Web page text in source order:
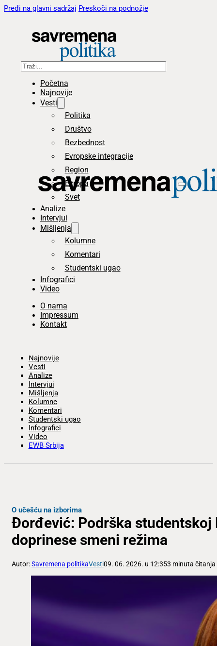
Pređi na glavni sadržaj Preskoči na podnožje
Pretraga
Početna
Najnovije
Vesti
Politika
Društvo
Bezbednost
Evropske integracije
Region
Evropa
Svet
Analize
Intervjui
Mišljenja
Kolumne
Komentari
Studentski ugao
Infografici
Video
O nama
Impressum
Kontakt
Najnovije
Vesti
Analize
Intervjui
Mišljenja
Kolumne
Komentari
Studentski ugao
Infografici
Video
EWB Srbija
O učešću na izborima
Đorđević: Podrška
doprinese smeni režima
Autor:Savremena politikaVesti09. 06. 2026. u 12:353 minuta čitanja